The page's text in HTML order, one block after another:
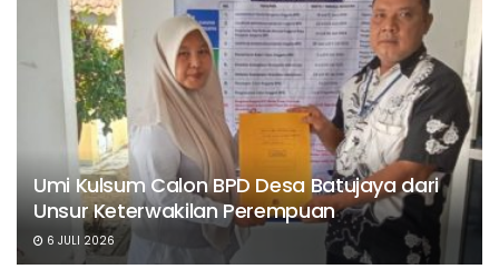
Umi Kulsum Calon BPD Desa Batujaya dari
Unsur Keterwakilan Perempuan
6 JULI 2026